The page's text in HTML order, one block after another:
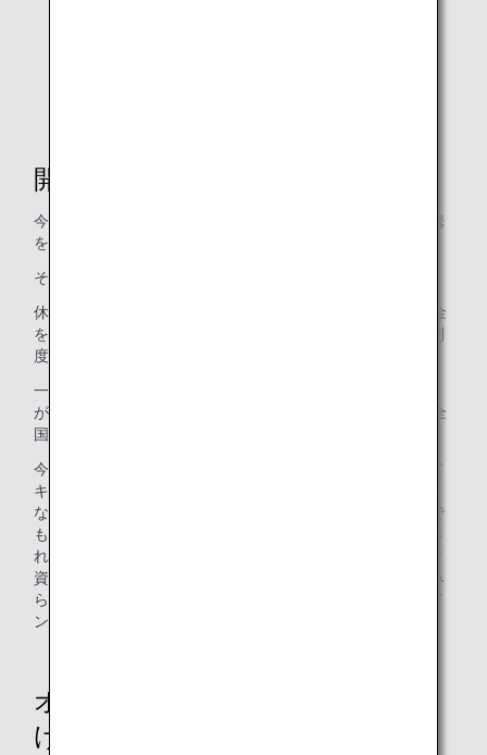
開催のきっかけ
今回のオンラインジョブツアーは、複数の団体や企業と連携
をして実現しています。
その土台となっているものが、休眠預金です。
休眠預金とは10年以上取引のない預金等のことで、そのお金
を社会課題の解決や民間公益活動の促進のために活用する制
度が2019年度から始まりました。
一般財団法人 日本民間公益活動連携機構（以下、JANPIA）
がその休眠預金をNPOなどの団体等に助成しており、日本全
国で社会課題解決のために活用されています。
今回は、本州や首都圏と比較して環境面、産業面等において
キャリア教育の機会が少ない沖縄県の子どもたちに、「色々
な仕事があることを知ってほしい」という想いで、これまで
もオンラインジョブツアーを休眠預金活用事業として実施さ
れてきた、株式会社ワンスペース（以下、ワンスペース）と
資金分配団体の公益財団法人みらいファンド沖縄（以下、み
らいファンド沖縄）と連携をして、ANAグループのオンライ
ンジョブツアーを開催しました。
オンラインでもワクワクをお届
け！